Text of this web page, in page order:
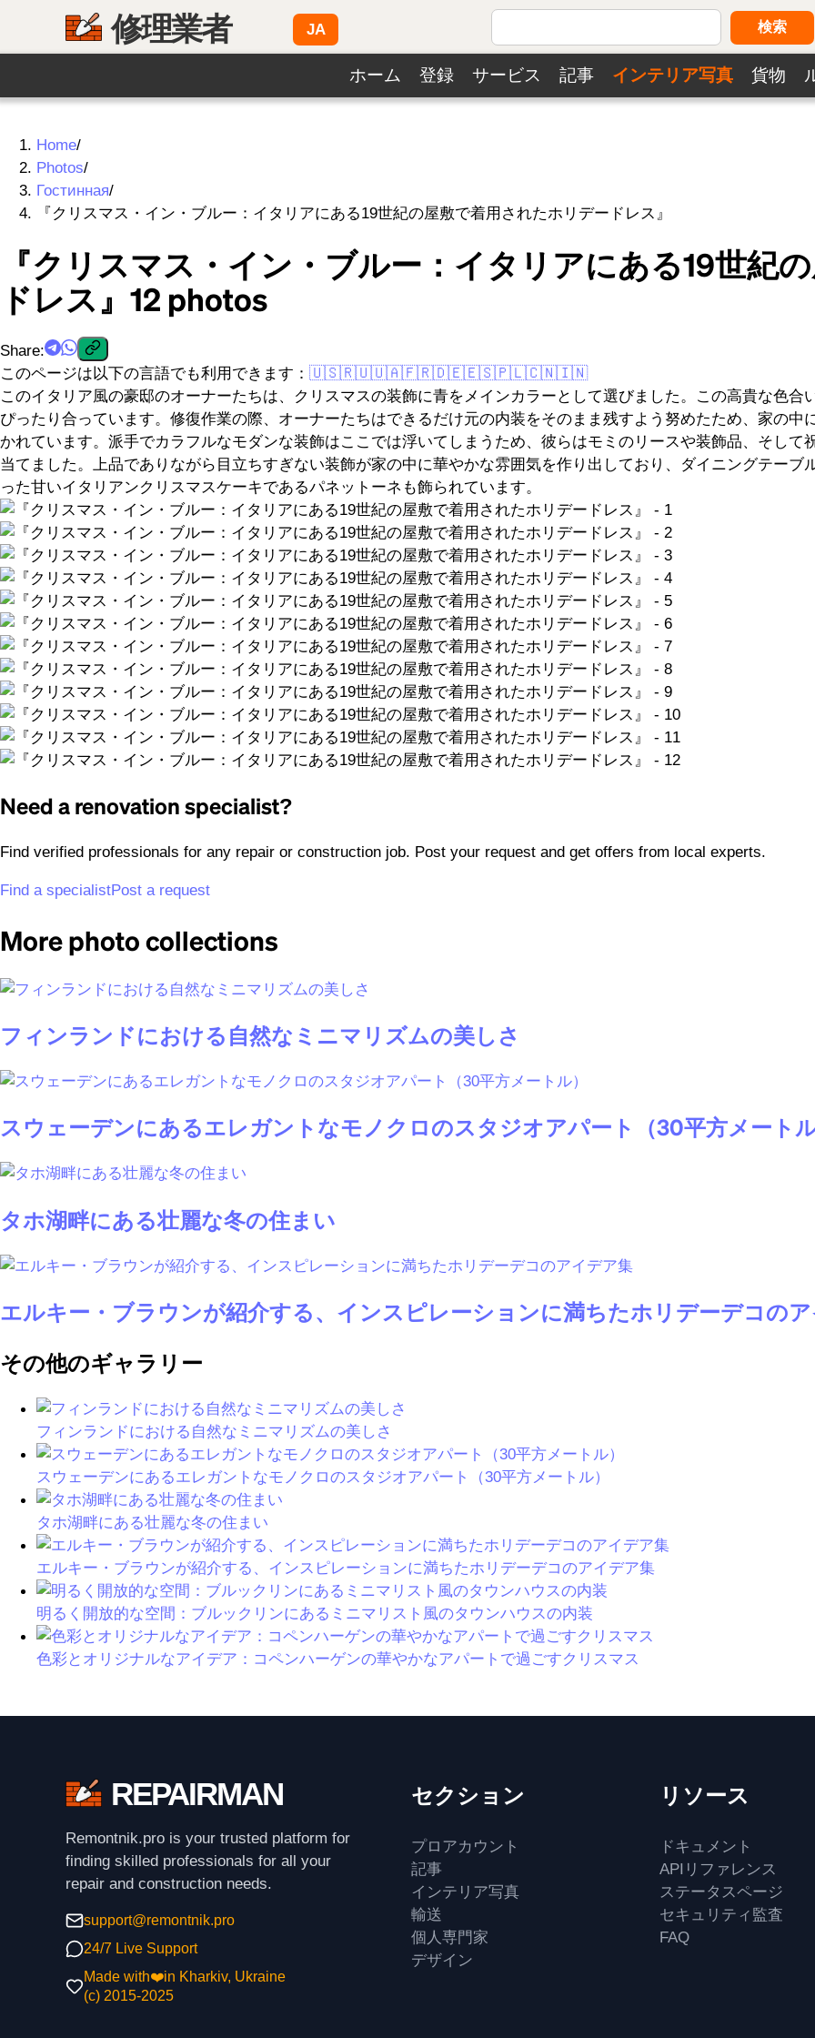
修理業者 JA 検索
ホーム 登録 サービス 記事 インテリア写真 貨物
Home/
Photos/
Гостинная/
『クリスマス・イン・ブルー：イタリアにある19世紀の屋敷で着用されたホリデードレス』
『クリスマス・イン・ブルー：イタリアにある19世紀
ドレス』 12 photos
Share:
このページは以下の言語でも利用できます： 🇺🇸🇷🇺🇺🇦🇫🇷🇩🇪🇪🇸🇵🇱🇨🇳🇮🇳
このイタリア風の豪邸のオーナーたちは、クリスマスの装飾に青をメインカラーとして選びました。この高貴な色
ぴったり合っています。修復作業の際、オーナーたちはできるだけ元の内装をそのまま残すよう努めたため、家の
かれています。派手でカラフルなモダンな装飾はここでは浮いてしまうため、彼らはモミのリースや装飾品、そし
当てました。上品でありながら目立ちすぎない装飾が家の中に華やかな雰囲気を作り出しており、ダイニングテー
った甘いイタリアンクリスマスケーキであるパネットーネも飾られています。
Need a renovation specialist?
Find verified professionals for any repair or construction job. Post your request and get offers from local experts.
Find a specialistPost a request
More photo collections
フィンランドにおける自然なミニマリズムの美しさ
スウェーデンにあるエレガントなモノクロのスタジオアパート（30平方メート
タホ湖畔にある壮麗な冬の住まい
エルキー・ブラウンが紹介する、インスピレーションに満ちたホリデーデコの
その他のギャラリー
フィンランドにおける自然なミニマリズムの美しさ
スウェーデンにあるエレガントなモノクロのスタジオアパート（30平方メートル）
タホ湖畔にある壮麗な冬の住まい
エルキー・ブラウンが紹介する、インスピレーションに満ちたホリデーデコのアイデア集
明るく開放的な空間：ブルックリンにあるミニマリスト風のタウンハウスの内装
色彩とオリジナルなアイデア：コペンハーゲンの華やかなアパートで過ごすクリスマス
REPAIRMAN
Remontnik.pro is your trusted platform for
finding skilled professionals for all your
repair and construction needs.
support@remontnik.pro
24/7 Live Support
Made with❤️in Kharkiv, Ukraine
(с) 2015-2025
セクション
プロアカウント
記事
インテリア写真
輸送
個人専門家
デザイン
リソース
ドキュメント
APIリファレンス
ステータスページ
セキュリティ監査
FAQ